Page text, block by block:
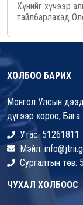
Хүнийг хүчээр
тайлбарлахад
ХОЛБОО БАРИХ
Монгол Улсын
дүгээр хороо,
Утас: 51261811
Мэйл:
Сургалтын төв:
ЧУХАЛ ХОЛБООС